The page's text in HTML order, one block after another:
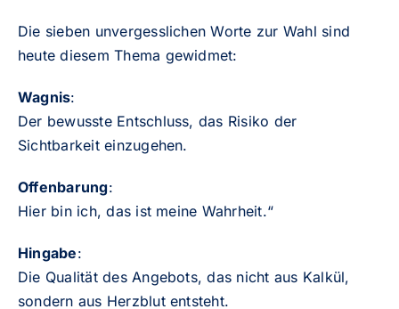
Die sieben unvergesslichen Worte zur Wahl sind
heute diesem Thema gewidmet:
Wagnis:
Der bewusste Entschluss, das Risiko der
Sichtbarkeit einzugehen.
Offenbarung:
Hier bin ich, das ist meine Wahrheit.“
Hingabe:
Die Qualität des Angebots, das nicht aus Kalkül,
sondern aus Herzblut entsteht.